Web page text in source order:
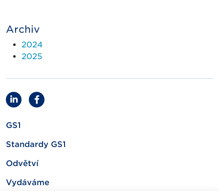
Archiv
2024
2025
GS1
Standardy GS1
Odvětví
Vydáváme